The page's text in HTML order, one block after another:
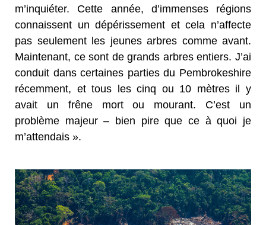
m’inquiéter. Cette année, d’immenses régions
connaissent un dépérissement et cela n’affecte
pas seulement les jeunes arbres comme avant.
Maintenant, ce sont de grands arbres entiers. J’ai
conduit dans certaines parties du Pembrokeshire
récemment, et tous les cinq ou 10 mètres il y
avait un frêne mort ou mourant. C’est un
problème majeur – bien pire que ce à quoi je
m’attendais ».